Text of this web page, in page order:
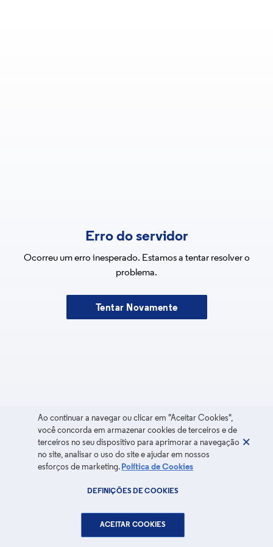
Erro do servidor
Ocorreu um erro inesperado. Estamos a tentar resolver o
problema.
Tentar Novamente
Ao continuar a navegar ou clicar em "Aceitar Cookies",
você concorda em armazenar cookies de terceiros e de
terceiros no seu dispositivo para aprimorar a navegação
no site, analisar o uso do site e ajudar em nossos
esforços de marketing. Política de Cookies
DEFINIÇÕES DE COOKIES
ACEITAR COOKIES